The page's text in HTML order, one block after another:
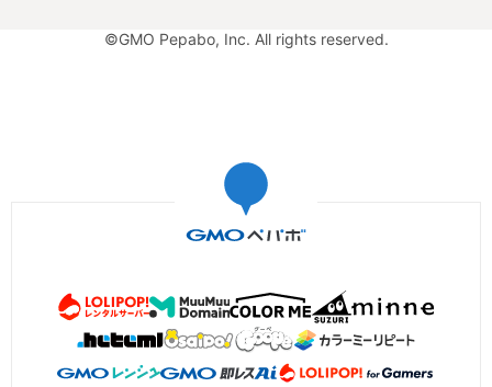
©GMO Pepabo, Inc. All rights reserved.